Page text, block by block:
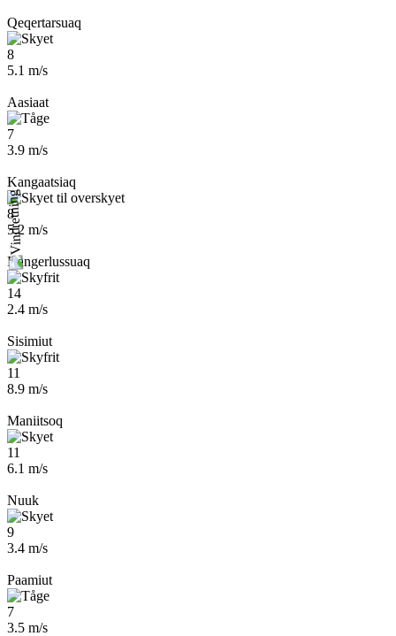
Qeqertarsuaq
8
5.1 m/s
Aasiaat
7
3.9 m/s
Kangaatsiaq
8
5.2 m/s
Kangerlussuaq
14
2.4 m/s
Sisimiut
11
8.9 m/s
Maniitsoq
11
6.1 m/s
Nuuk
9
3.4 m/s
Paamiut
7
3.5 m/s